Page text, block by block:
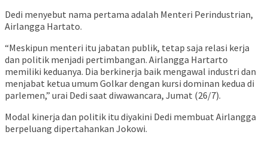
Dedi menyebut nama pertama adalah Menteri Perindustrian,
Airlangga Hartato.
“Meskipun menteri itu jabatan publik, tetap saja relasi kerja
dan politik menjadi pertimbangan. Airlangga Hartarto
memiliki keduanya. Dia berkinerja baik mengawal industri dan
menjabat ketua umum Golkar dengan kursi dominan kedua di
parlemen,” urai Dedi saat diwawancara, Jumat (26/7).
Modal kinerja dan politik itu diyakini Dedi membuat Airlangga
berpeluang dipertahankan Jokowi.